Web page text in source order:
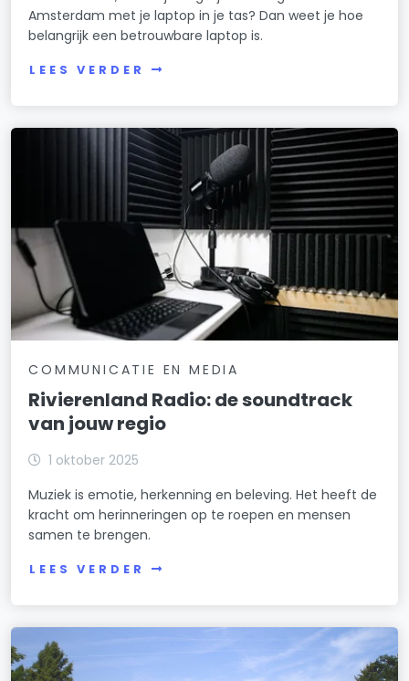
Amsterdam met je laptop in je tas? Dan weet je hoe
belangrijk een betrouwbare laptop is.
LEES VERDER
COMMUNICATIE EN MEDIA
Rivierenland Radio: de soundtrack
van jouw regio
1 oktober 2025
Muziek is emotie, herkenning en beleving. Het heeft de
kracht om herinneringen op te roepen en mensen
samen te brengen.
LEES VERDER